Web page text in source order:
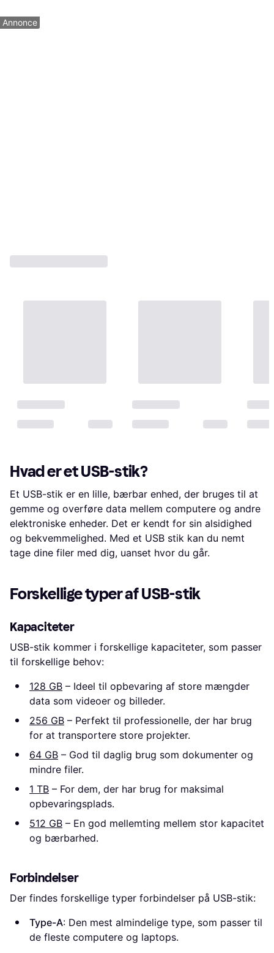
Annonce
Hvad er et USB-stik?
Et USB-stik er en lille, bærbar enhed, der bruges til at
gemme og overføre data mellem computere og andre
elektroniske enheder. Det er kendt for sin alsidighed
og bekvemmelighed. Med et USB stik kan du nemt
tage dine filer med dig, uanset hvor du går.
Forskellige typer af USB-stik
Kapaciteter
USB-stik kommer i forskellige kapaciteter, som passer
til forskellige behov:
128 GB – Ideel til opbevaring af store mængder
data som videoer og billeder.
256 GB – Perfekt til professionelle, der har brug
for at transportere store projekter.
64 GB – God til daglig brug som dokumenter og
mindre filer.
1 TB – For dem, der har brug for maksimal
opbevaringsplads.
512 GB – En god mellemting mellem stor kapacitet
og bærbarhed.
Forbindelser
Der findes forskellige typer forbindelser på USB-stik:
Type-A: Den mest almindelige type, som passer til
de fleste computere og laptops.